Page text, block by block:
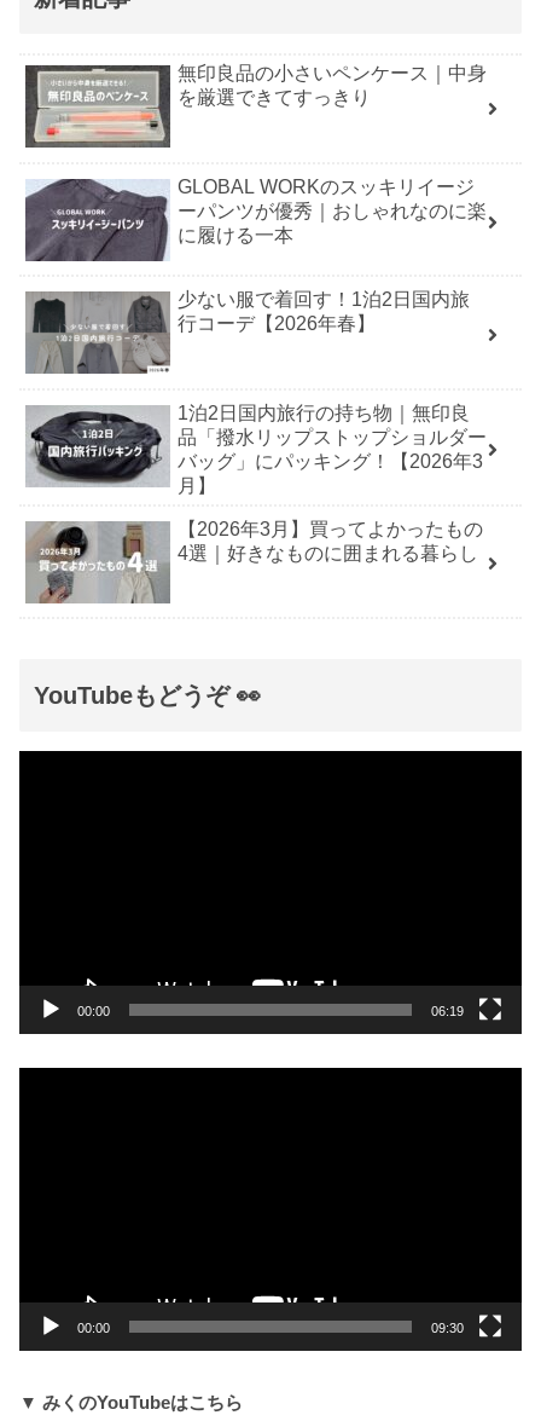
無印良品の小さいペンケース｜中身
を厳選できてすっきり
GLOBAL WORKのスッキリイージ
ーパンツが優秀｜おしゃれなのに楽
に履ける一本
少ない服で着回す！1泊2日国内旅
行コーデ【2026年春】
1泊2日国内旅行の持ち物｜無印良
品「撥水リップストップショルダー
バッグ」にパッキング！【2026年3
月】
【2026年3月】買ってよかったもの
4選｜好きなものに囲まれる暮らし
YouTubeもどうぞ 👀
00:00 06:19
00:00 09:30
▼ みくのYouTubeはこちら